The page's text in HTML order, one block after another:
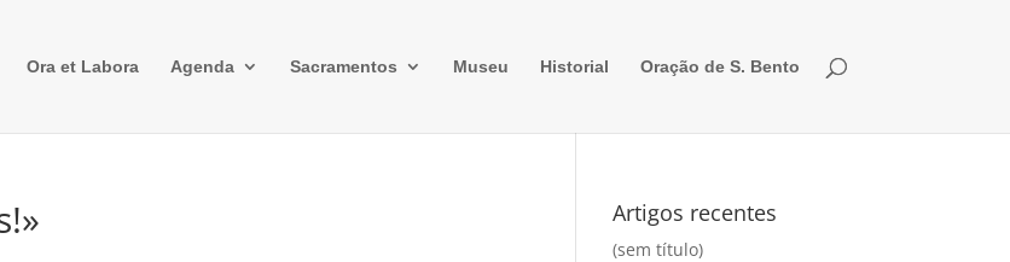
Ora et Labora Agenda Sacramentos Museu Historial Oração de S. Bento
Artigos recentes
(sem título)